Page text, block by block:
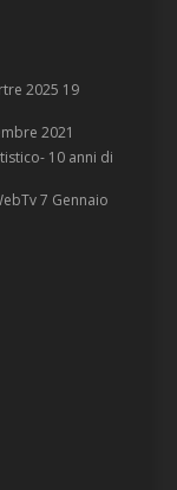
2025 19
2021
10 anni di
7 Gennaio